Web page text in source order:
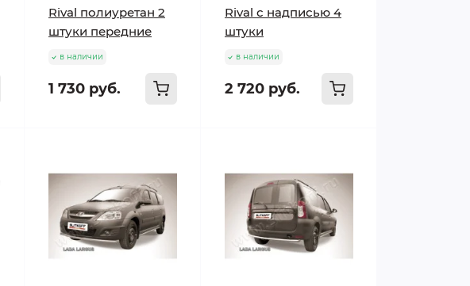
Rival полиуретан 2
штуки передние
в наличии
1 730 руб.
Rival с надписью 4
штуки
в наличии
2 720 руб.